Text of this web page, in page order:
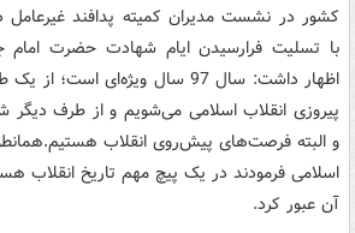
کشور در نشست مدیران کمیته پدافند غیرعامل
با تسلیت فرارسیدن ایام شهادت حضرت امام‌
اظهار داشت: سال 97 سال ویژه‌ای
پیروزی انقلاب اسلامی می‌شویم و از طرف دیگر
و البته فرصت‌های پیش‌روی انقلاب
اسلامی فرمودند در یک پیچ مهم تاریخ انقلاب
آن عبور کرد.